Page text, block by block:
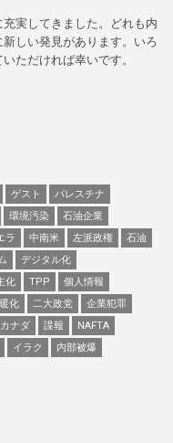
実してきました。どれも内
しい発見があります。いろ
ただければ幸いです。
ゲスト
パレスチナ
環境汚染
石油企業
ラ 中南米 左派政権
石油
デジタル化
化 TPP
個人情報
化 二大政党
企業犯罪
カナダ 諜報
NAFTA
イラク 内部被爆